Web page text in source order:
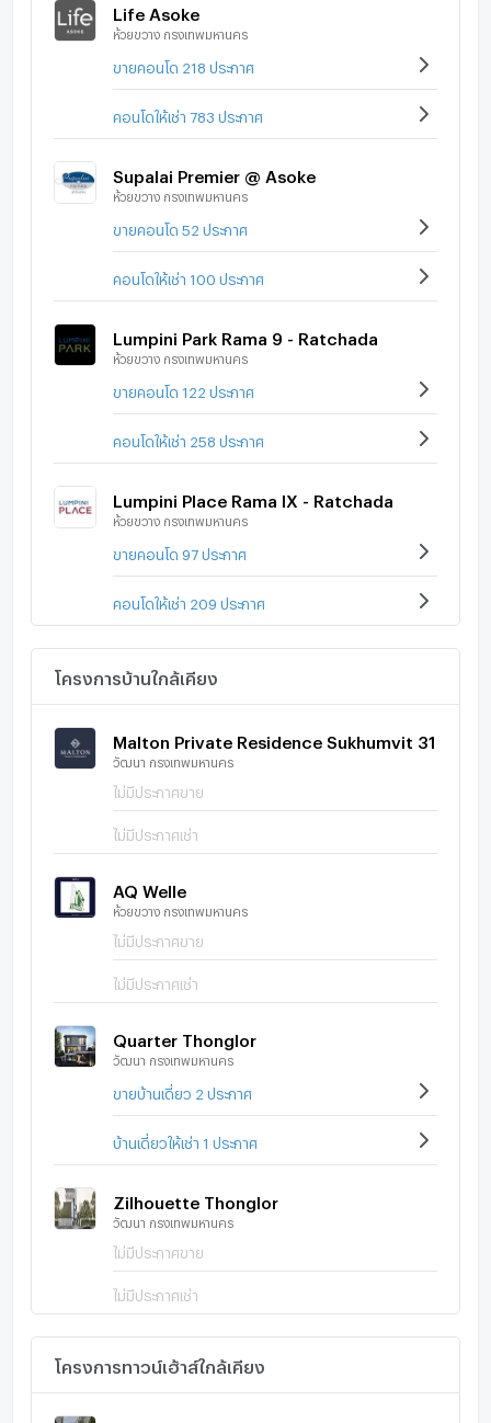
ร.ร.นานาชาติ NIST
ร.ร.นานาชาติ The American School of Bangkok
ร.ร.นานาชาติ Australian International
ร.ร.อนุบาลนานาชาติ ABC Pathways
ร.ร.นานาชาติเอกมัย
ร.ร.นานาชาติ KIS
โรงพยาบาลพระราม 9
โรงพยาบาลปิยะเวท
โรงพยาบาลบำรุงราษฎร์
โรงพยาบาลสมิติเวช สุขุมวิท
Life Asoke
ห้วยขวาง กรุงเทพมหานคร
ขายคอนโด 218 ประกาศ
คอนโดให้เช่า 783 ประกาศ
Supalai Premier @ Asoke
ห้วยขวาง กรุงเทพมหานคร
ขายคอนโด 52 ประกาศ
คอนโดให้เช่า 100 ประกาศ
Lumpini Park Rama 9 - Ratchada
ห้วยขวาง กรุงเทพมหานคร
ขายคอนโด 122 ประกาศ
คอนโดให้เช่า 258 ประกาศ
Lumpini Place Rama IX - Ratchada
ห้วยขวาง กรุงเทพมหานคร
ขายคอนโด 97 ประกาศ
คอนโดให้เช่า 209 ประกาศ
โครงการบ้านใกล้เคียง
Malton Private Residence Sukhumvit 31
วัฒนา กรุงเทพมหานคร
ไม่มีประกาศขาย
ไม่มีประกาศเช่า
AQ Welle
ห้วยขวาง กรุงเทพมหานคร
ไม่มีประกาศขาย
ไม่มีประกาศเช่า
Quarter Thonglor
วัฒนา กรุงเทพมหานคร
ขายบ้านเดี่ยว 2 ประกาศ
บ้านเดี่ยวให้เช่า 1 ประกาศ
Zilhouette Thonglor
วัฒนา กรุงเทพมหานคร
ไม่มีประกาศขาย
ไม่มีประกาศเช่า
โครงการทาวน์เฮ้าส์ใกล้เคียง